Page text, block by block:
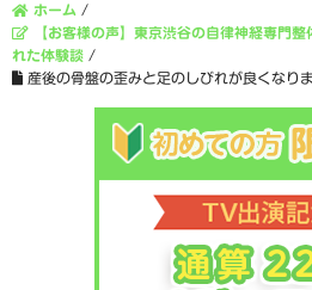
ホーム /
【お客様の声】東京渋谷の自律神経専門
れた体験談 /
産後の骨盤の歪みと足のしびれが良くなりま